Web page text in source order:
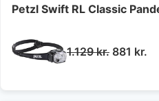
1.129 kr..
Petzl Swift RL Classic
1.129kr. Den
881 kr.